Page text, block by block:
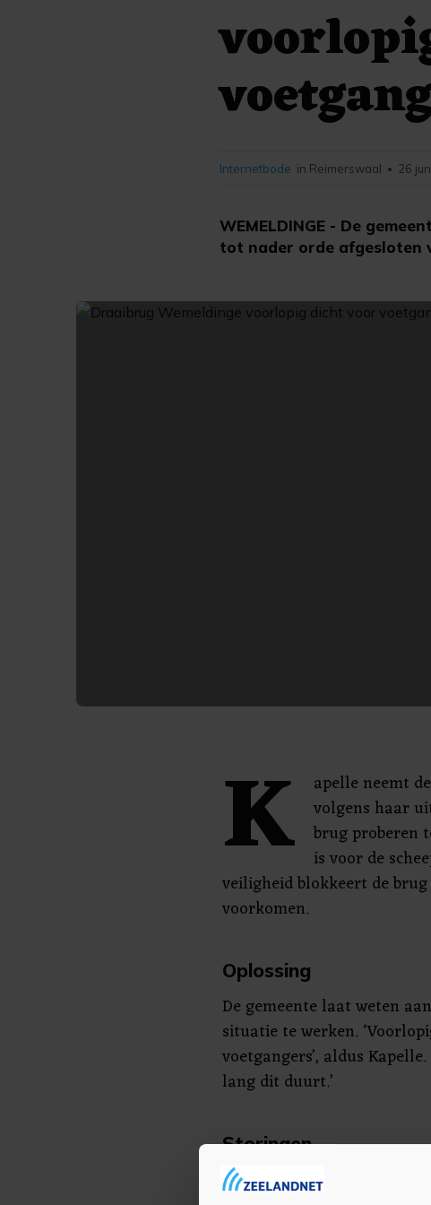
WEMELDINGE - De
tot nader orde afgesloten
Internetbode in Reimerswaal • 26
K
apelle neemt
volgens haar
brug proberen
is voor de
veiligheid blokkeert de
voorkomen.
Oplossing
De gemeente laat weten
situatie te werken.
voetgangers’, aldus
lang dit duurt.’
Storingen
Sinds eind 2017 heeft de